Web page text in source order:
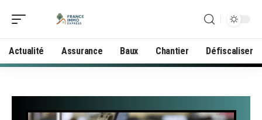
Actualité Assurance Baux Chantier Défiscaliser